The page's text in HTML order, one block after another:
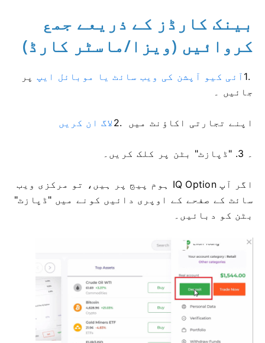
بینک کارڈز کے ذریعے جمع
کروائیں (ویزا/ماسٹر کارڈ)
1. آئی کیو آپشن کی ویب سائٹ یا موبائل ایپ پر
جائیں ۔
2. اپنے تجارتی اکاؤنٹ میں لاگ ان کریں
۔ 3. "ڈپازٹ" بٹن پر کلک کریں۔
اگر آپ IQ Option ہوم پیج پر ہیں، تو مرکزی ویب
سائٹ کے صفحے کے اوپری دائیں کونے میں "ڈپازٹ"
بٹن کو دبائیں۔